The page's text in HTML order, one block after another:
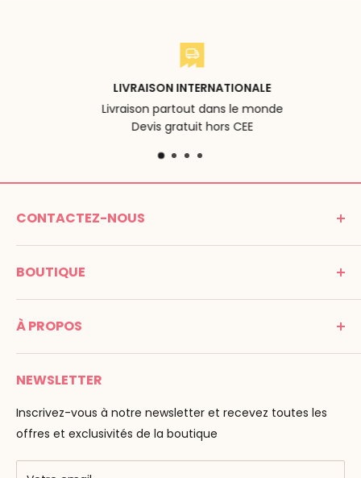
LIVRAISON INTERNATIONALE
Livraison partout dans le monde
Devis gratuit hors CEE
CONTACTEZ-NOUS
MONTESSORI SPIRIT
Promenade Jean Dalba
Tél : 05 53 61 21 26
Email :info@montessori-spirit.com
BOUTIQUE
C G V
Mentions légales
Paiement
Livraison
F.A.Q
À PROPOS
Montessori Spirit
Maria Montessori
La pédagogie
Nos marques
NEWSLETTER
Inscrivez-vous à notre newsletter et recevez toutes les
offres et exclusivités de la boutique